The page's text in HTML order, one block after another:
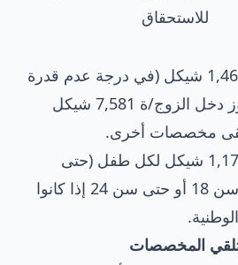
للاستحقاق
حتى 1,468 شيكل (في درجة عدم قدرة
كاملة)، بشرط ألا يتجاوز دخل الزوج/ة 7,581 شيكل
مخصصات أخرى.
حتى 1,175 شيكل لكل طفل (حتى
طفلين)، للأطفال حتى سن 18 أو حتى سن 24 إذا كانوا
المخصصات